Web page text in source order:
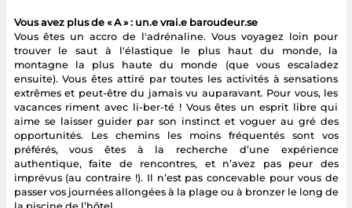
Vous avez plus de « A » : un.e vrai.e baroudeur.se
Vous êtes un accro de l'adrénaline. Vous voyagez loin pour
trouver le saut à l'élastique le plus haut du monde, la
montagne la plus haute du monde (que vous escaladez
ensuite). Vous êtes attiré par toutes les activités à sensations
extrêmes et peut-être du jamais vu auparavant. Pour vous, les
vacances riment avec li-ber-té ! Vous êtes un esprit libre qui
aime se laisser guider par son instinct et voguer au gré des
opportunités. Les chemins les moins fréquentés sont vos
préférés, vous êtes à la recherche d’une expérience
authentique, faite de rencontres, et n’avez pas peur des
imprévus (au contraire !). Il n’est pas concevable pour vous de
passer vos journées allongées à la plage ou à bronzer le long de